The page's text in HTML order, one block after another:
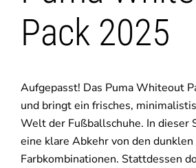
Pack 2025
Aufgepasst! Das Puma Whiteout
und bringt ein frisches,
Welt der Fußballschuhe. In dieser
eine klare Abkehr von den
Farbkombinationen. Stattdessen